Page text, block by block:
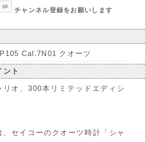
チャンネル登録をお願いします
Cal.7N01 クオーツ
ト
リオ、300本リミテッドエディシ
セイコーのクオーツ時計「シャ